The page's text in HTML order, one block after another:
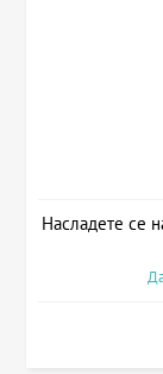
Насладете се